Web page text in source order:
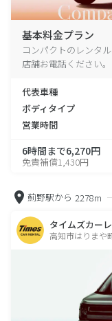
基本料金プラン
コンパクトのレンタ
店舗お電話ください。
代表車種
ボディタイプ
営業時間
6時間まで6,270円
免責補償1,430円
薊野駅から 2278m
タイムズカー
高知市はりまや